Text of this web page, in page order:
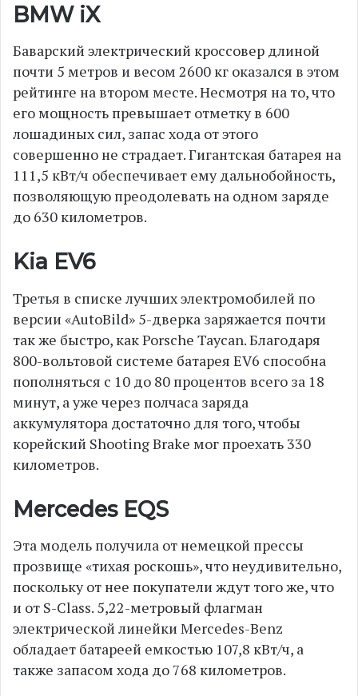
BMW iX
Баварский электрический кроссовер длиной
почти 5 метров и весом 2600 кг оказался в этом
рейтинге на втором месте. Несмотря на то, что
его мощность превышает отметку в 600
лошадиных сил, запас хода от этого
совершенно не страдает. Гигантская батарея на
111,5 кВт/ч обеспечивает ему дальнобойность,
позволяющую преодолевать на одном заряде
до 630 километров.
Kia EV6
Третья в списке лучших электромобилей по
версии «AutoBild» 5-дверка заряжается почти
так же быстро, как Porsche Taycan. Благодаря
800-вольтовой системе батарея EV6 способна
пополняться с 10 до 80 процентов всего за 18
минут, а уже через полчаса заряда
аккумулятора достаточно для того, чтобы
корейский Shooting Brake мог проехать 330
километров.
Mercedes EQS
Эта модель получила от немецкой прессы
прозвище «тихая роскошь», что неудивительно,
поскольку от нее покупатели ждут того же, что
и от S-Class. 5,22-метровый флагман
электрической линейки Mercedes-Benz
обладает батареей емкостью 107,8 кВт/ч, а
также запасом хода до 768 километров.